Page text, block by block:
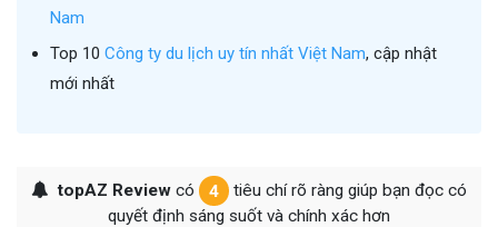
Nam
Top 10 Công ty du lịch uy tín nhất Việt Nam, cập nhật
mới nhất
topAZ Reviewcó 4
tiêu chí rõ ràng giúp bạn đọc có
quyết định sáng suốt và chính xác hơn